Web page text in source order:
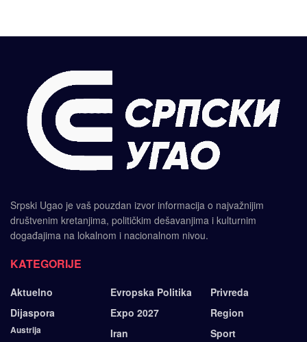
Srpski Ugao je vaš pouzdan izvor informacija o najvažnijim
društvenim kretanjima, političkim dešavanjima i kulturnim
događajima na lokalnom i nacionalnom nivou.
KATEGORIJE
Aktuelno
Dijaspora
Austrija
Evropska Politika
Expo 2027
Iran
Privreda
Region
Sport